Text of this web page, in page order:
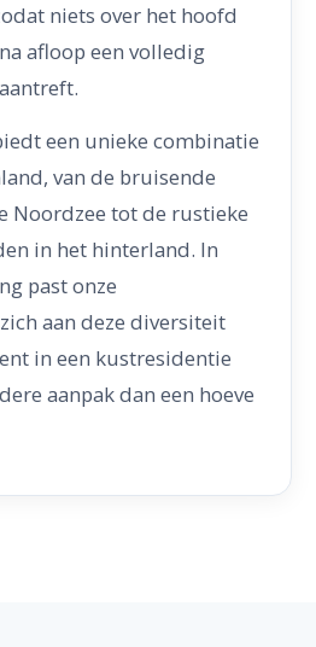
niets over het hoofd
afloop een volledig
een unieke combinatie
van de bruisende
Noordzee tot de rustieke
in het hinterland. In
past onze
aan deze diversiteit
in een kustresidentie
aanpak dan een hoeve